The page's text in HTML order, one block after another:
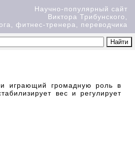
Научно-популярный сайт
Виктора Трибунского,
фитнес-тренера, переводчика
играющий громадную роль в
вес и регулирует